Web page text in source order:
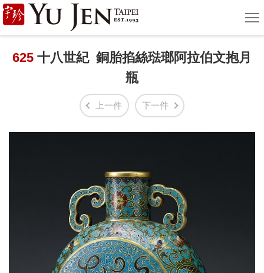
宇
珍
國
術
單
625 十八世紀 銅胎掐絲琺瑯阿拉伯文抱月
瓶
上一件 下一件